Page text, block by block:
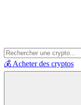
💰 Acheter des cryptos